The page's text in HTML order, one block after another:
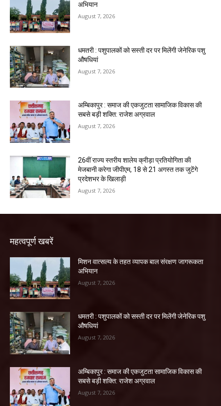
अभियान
August 7, 2026
धमतरी : पशुपालकों को सस्ती दर पर मिलेंगी जेनेरिक पशु
औषधियां
August 7, 2026
अम्बिकापुर : समाज की एकजुटता सामाजिक विकास की
सबसे बड़ी शक्ति: राजेश अग्रवाल
August 7, 2026
26वीं राज्य स्तरीय शालेय क्रीड़ा प्रतियोगिता की
मेजबानी करेगा जीपीएम, 18 से 21 अगस्त तक जुटेंगे
प्रदेशभर के खिलाड़ी
August 7, 2026
महत्वपूर्ण खबरें
मिशन वात्सल्य के तहत व्यापक बाल संरक्षण जागरूकता
अभियान
August 7, 2026
धमतरी : पशुपालकों को सस्ती दर पर मिलेंगी जेनेरिक पशु
औषधियां
August 7, 2026
अम्बिकापुर : समाज की एकजुटता सामाजिक विकास की
सबसे बड़ी शक्ति: राजेश अग्रवाल
August 7, 2026